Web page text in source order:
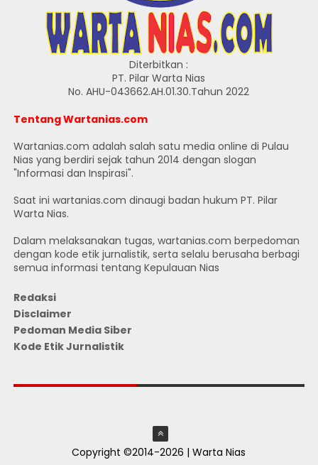
Diterbitkan :
PT. Pilar Warta Nias
No. AHU-043662.AH.01.30.Tahun 2022
Tentang Wartanias.com
Wartanias.com adalah salah satu media online di Pulau
Nias yang berdiri sejak tahun 2014 dengan slogan
"Informasi dan Inspirasi".
Saat ini wartanias.com dinaugi badan hukum PT. Pilar
Warta Nias.
Dalam melaksanakan tugas, wartanias.com berpedoman
dengan kode etik jurnalistik, serta selalu berusaha berbagi
semua informasi tentang Kepulauan Nias
Redaksi
Disclaimer
Pedoman Media Siber
Kode Etik Jurnalistik
Copyright ©2014-2026 | Warta Nias